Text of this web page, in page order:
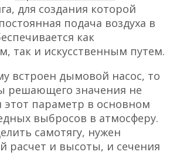
для создания которой
подача воздуха в
как
так и искусственным путем.
встроен дымовой насос, то
решающего значения не
этот параметр в основном
выбросов в атмосферу.
самотягу, нужен
расчет и высоты, и сечения